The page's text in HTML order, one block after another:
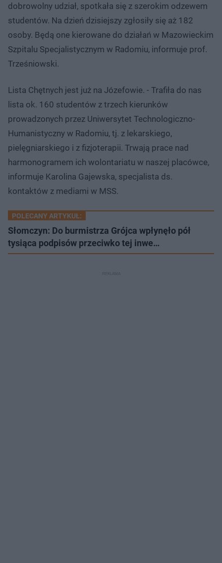
dobrowolny udział, spotkała się z szerokim odzewem
studentów. Na dzień dzisiejszy zgłosiły się aż 182
osoby. Będą one kierowane do działań w Mazowieckim
Szpitalu Specjalistycznym w Radomiu, informuje prof.
Trześniowski.
Lista Chętnych jest już na Józefowie. - Trafiła do nas
lista ok. 160 studentów z trzech kierunków
prowadzonych przez Uniwersytet Technologiczno-
Humanistyczny w Radomiu, tj. z lekarskiego,
pielęgniarskiego i z fizjoterapii. Trwają prace nad
harmonogramem ich wolontariatu w naszej placówce,
informuje Karolina Gajewska, specjalista ds.
kontaktów z mediami w MSS.
POLECANY ARTYKUŁ:
Słomczyn: Do burmistrza Grójca wpłynęło pół
tysiąca podpisów przeciwko tej inwe…